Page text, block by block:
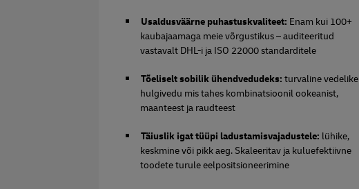
Usaldusväärne puhastuskvaliteet: Enam kui 100+
kaubajaamaga meie võrgustikus – auditeeritud
vastavalt DHL-i ja ISO 22000 standarditele
Tõeliselt sobilik ühendvedudeks:turvaline vedelike
hulgivedu mis tahes kombinatsioonil ookeanist,
maanteest ja raudteest
Täiuslik igat tüüpi ladustamisvajadustele: lühike,
keskmine või pikk aeg. Skaleeritav ja kuluefektiivne
toodete turule eelpositsioneerimine